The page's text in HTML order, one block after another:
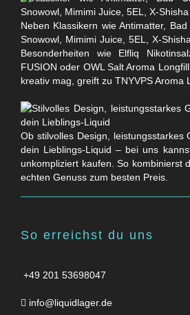
Neben Klassikern wie Antimatter, Bad
Snowowl, Mimimi Juice, 5EL, X-
Besonderheiten wie Elfliq
FUSION oder OWL Salt Aroma
kreativ mag, greift zu TNYVPS Aroma
Ob stilvolles Design, leistungsstarkes
dein Lieblings-Liquid – bei uns
unkompliziert kaufen. So kombinierst
echten Genuss zum besten Preis.
So erreichst du uns
+49 201 53698047
info@liquidlager.de